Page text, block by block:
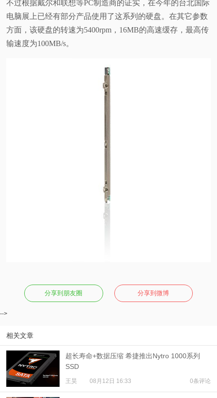
不过根据戴尔和联想等PC制造商的证实，在今年的台北国际
电脑展上已经有部分产品使用了这系列的硬盘。在其它参数
方面，该硬盘的转速为5400rpm，16MB的高速缓存，最高传
输速度为100MB/s。
分享到朋友圈 分享到微博
-->
相关文章
超长寿命+数据压缩 希捷推出Nytro 1000系列
SSD
王昊 08月12日 16:33 0条评论